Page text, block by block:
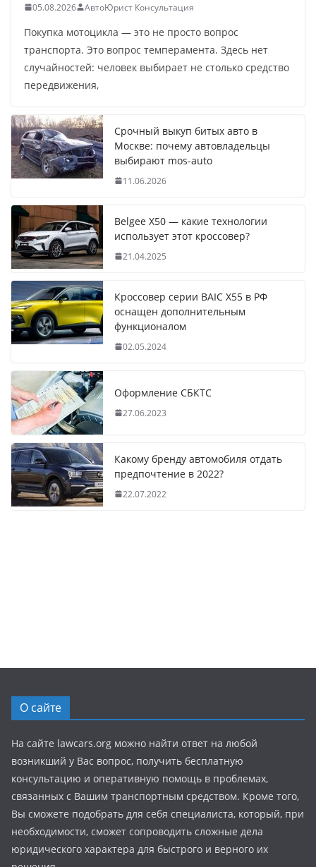
05.08.2026 АвтоЮрист Консультация
Покупка мотоцикла — это не просто вопрос
транспорта. Это вопрос темперамента. Здесь нет
случайностей: человек выбирает не столько средство
передвижения,
Срочный выкуп битых авто в
Москве: почему автовладельцы
выбирают mos-auto
11.06.2026
Belgee X50 — какие технологии
использует этот кроссовер?
21.04.2025
Кроссовер серии BAIC X55 в РФ
оснащен дополнительным
функционалом
02.05.2024
Оформление СБКТС
27.06.2023
Какому бренду автомобиля отдать
предпочтение в 2022?
22.07.2022
О сайте
На сайте lawcars.org можно найти ответ на любой
возникший у Вас вопрос, получить бесплатную
консультацию и оперативную помощь в проблемах,
связанных с Вашим транспортным средством. Кроме того,
Вы сможете подобрать для себя специалиста, который, при
необходимости, сможет сопроводить сложные дела
юридического характера для быстрого и верного их